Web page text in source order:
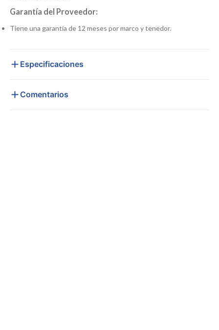
Garantía del Proveedor:
Tiene una garantía de 12 meses por marco y tenedor.
Especificaciones
Comentarios